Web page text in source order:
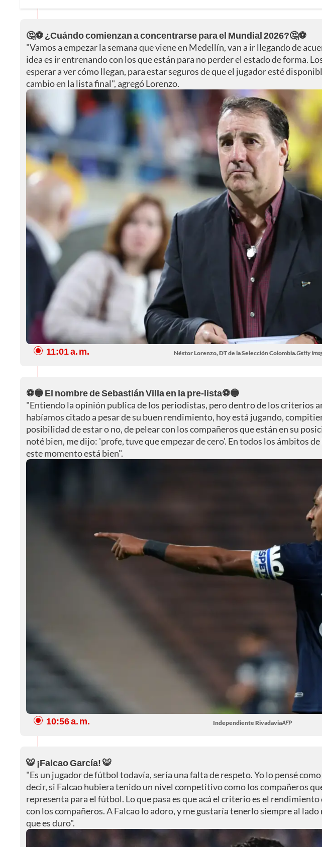
🤔⚽ ¿Cuándo comienzan a concentrarse para el Mundial 2026?🤔⚽
"Vamos a empezar la semana que viene en Medellín, van a ir llegando de
idea es ir entrenando con los que están para no perder el estado de forma.
esperar a ver cómo llegan, para estar seguros de que el jugador esté
cambio en la lista final", agregó Lorenzo.
Néstor Lorenzo, DT de la Selección Colombia.Getty
11:01 a. m.
⚽🔵 El nombre de Sebastián Villa en la pre-lista⚽🔵
"Entiendo la opinión publica de los periodistas, pero dentro de los criterios
habíamos citado a pesar de su buen rendimiento, hoy está jugando,
posibilidad de estar o no, de pelear con los compañeros que están en su
noté bien, me dijo: 'profe, tuve que empezar de cero'. En todos los ámbitos
este momento está bien".
Independiente RivadaviaAFP
10:56 a. m.
🐯 ¡Falcao García! 🐯
"Es un jugador de fútbol todavía, sería una falta de respeto. Yo lo pensé
decir, si Falcao hubiera tenido un nivel competitivo como los compañeros
representa para el fútbol. Lo que pasa es que acá el criterio es el
con los compañeros. A Falcao lo adoro, y me gustaría tenerlo siempre al lado
que es duro".